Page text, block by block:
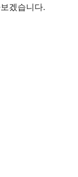
겠습니다.